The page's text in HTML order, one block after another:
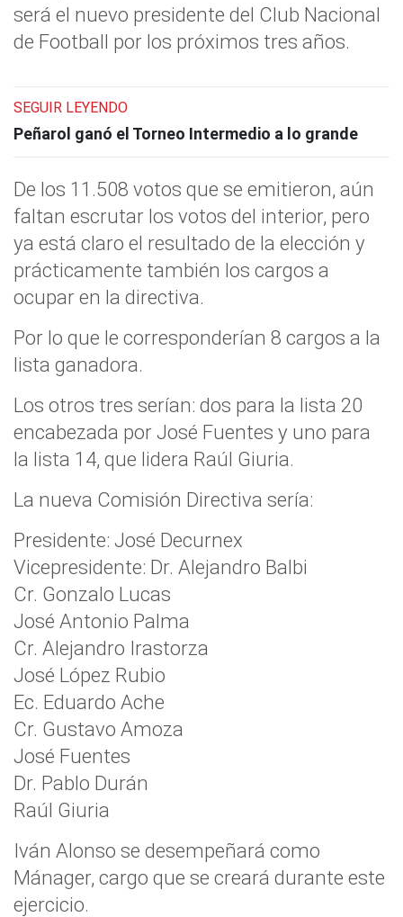
será el nuevo presidente del Club Nacional
de Football por los próximos tres años.
SEGUIR LEYENDO
Peñarol ganó el Torneo Intermedio a lo grande
De los 11.508 votos que se emitieron, aún
faltan escrutar los votos del interior, pero
ya está claro el resultado de la elección y
prácticamente también los cargos a
ocupar en la directiva.
Por lo que le corresponderían 8 cargos a la
lista ganadora.
Los otros tres serían: dos para la lista 20
encabezada por José Fuentes y uno para
la lista 14, que lidera Raúl Giuria.
La nueva Comisión Directiva sería:
Presidente: José Decurnex
Vicepresidente: Dr. Alejandro Balbi
Cr. Gonzalo Lucas
José Antonio Palma
Cr. Alejandro Irastorza
José López Rubio
Ec. Eduardo Ache
Cr. Gustavo Amoza
José Fuentes
Dr. Pablo Durán
Raúl Giuria
Iván Alonso se desempeñará como
Mánager, cargo que se creará durante este
ejercicio.